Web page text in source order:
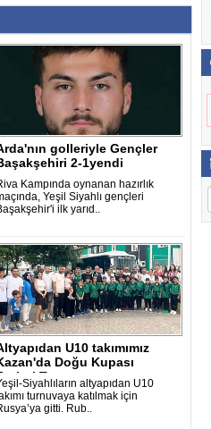
golleriyle Gençler
2-1yendi
Kampında oynanan hazırlık
Yeşil Siyahlı gençleri
ilk yarıd..
U10 takımımız
Doğu Kupası
Turnuva..
Siyahlıların altyapıdan U10
turnuvaya katılmak için
gitti. Rub..